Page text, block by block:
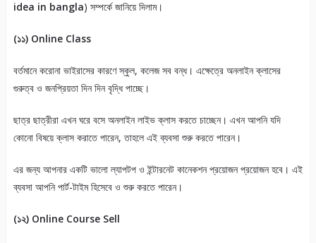
idea in bangla) সম্পর্কে জানিয়ে দিলাম।
(১১) Online Class
বর্তমানে করোনা ভাইরাসের কারণে স্কুল, কলেজ সব বন্ধ। এক্ষেত্রে অনলাইন ক্লাসের
গুরুত্ব ও জনপ্রিয়তা দিন দিন বৃদ্ধি পাচ্ছে।
ছাত্র ছাত্রীরা এখন ঘরে বসে অনলাইন লাইভ ক্লাস করতে চাচ্ছেন। এখন আপনি যদি
কোনো বিষয়ে ক্লাস করাতে পারেন, তাহলে এই ব্যবসা শুরু করতে পারেন।
এর জন্য আপনার একটি ভালো ল্যাপটপ ও ইন্টারনেট কানেকশন প্রয়োজন প্রয়োজন হবে। এই
ব্যবসা আপনি পার্ট-টাইম হিসেবে ও শুরু করতে পারেন।
(১২) Online Course Sell